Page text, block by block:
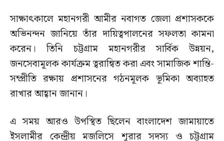
সাক্ষাৎকালে মহানগরী আমীর নবাগত জেলা প্রশাসককে
অভিনন্দন জানিয়ে তাঁর দায়িত্বপালনের সফলতা কামনা
করেন। তিনি চট্টগ্রাম মহানগরীর সার্বিক উন্নয়ন,
জনসেবামূলক কার্যক্রম ত্বরান্বিত করা এবং সামাজিক শান্তি-
সম্প্রীতি রক্ষায় প্রশাসনের গঠনমূলক ভূমিকা অব্যাহত
রাখার আহ্বান জানান।
এ সময় আরও উপস্থিত ছিলেন বাংলাদেশ জামায়াতে
ইসলামীর কেন্দ্রীয় মজলিসে শূরার সদস্য ও চট্টগ্রাম